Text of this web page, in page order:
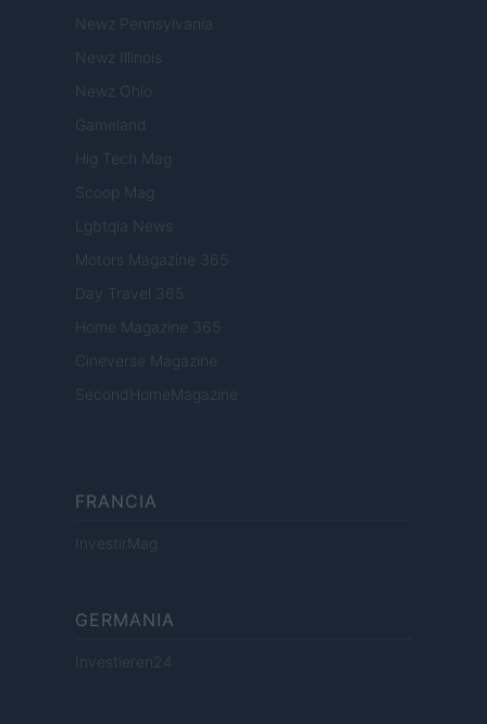
Newz Pennsylvania
Newz Illinois
Newz Ohio
Gameland
Hig Tech Mag
Scoop Mag
Lgbtqia News
Motors Magazine 365
Day Travel 365
Home Magazine 365
Cineverse Magazine
SecondHomeMagazine
FRANCIA
InvestirMag
GERMANIA
Investieren24